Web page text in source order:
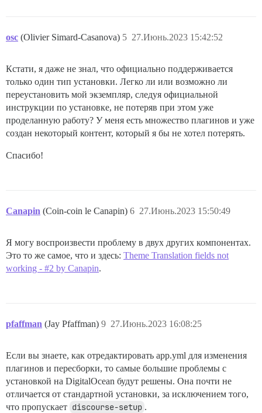
osc (Olivier Simard-Casanova) 27.Июнь.2023 15:42:52
5
Кстати, я даже не знал, что официально поддерживается
только один тип установки. Легко ли или возможно ли
переустановить мой экземпляр, следуя официальной
инструкции по установке, не потеряв при этом уже
проделанную работу? У меня есть множество плагинов и уже
создан некоторый контент, который я бы не хотел потерять.
Спасибо!
Canapin (Coin-coin le Canapin) 27.Июнь.2023 15:50:49
6
Я могу воспроизвести проблему в двух других компонентах.
Это то же самое, что и здесь: Theme Translation fields not
working - #2 by Canapin.
pfaffman (Jay Pfaffman) 27.Июнь.2023 16:08:25
9
Если вы знаете, как отредактировать app.yml для изменения
плагинов и пересборки, то самые большие проблемы с
установкой на DigitalOcean будут решены. Она почти не
отличается от стандартной установки, за исключением того,
что пропускает discourse-setup .